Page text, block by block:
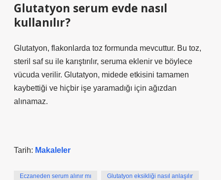
Glutatyon serum evde nasıl
kullanılır?
Glutatyon, flakonlarda toz formunda mevcuttur. Bu toz,
steril saf su ile karıştırılır, seruma eklenir ve böylece
vücuda verilir. Glutatyon, midede etkisini tamamen
kaybettiği ve hiçbir işe yaramadığı için ağızdan
alınamaz.
Tarih: Makaleler
Eczaneden serum alınır mı Glutatyon eksikliği nasıl anlaşılır